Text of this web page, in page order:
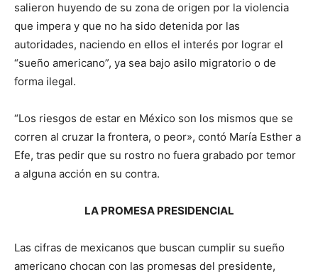
salieron huyendo de su zona de origen por la violencia
que impera y que no ha sido detenida por las
autoridades, naciendo en ellos el interés por lograr el
“sueño americano”, ya sea bajo asilo migratorio o de
forma ilegal.
“Los riesgos de estar en México son los mismos que se
corren al cruzar la frontera, o peor», contó María Esther a
Efe, tras pedir que su rostro no fuera grabado por temor
a alguna acción en su contra.
LA PROMESA PRESIDENCIAL
Las cifras de mexicanos que buscan cumplir su sueño
americano chocan con las promesas del presidente,